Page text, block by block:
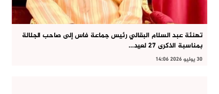
تهنئة عبد السلام البقالي رئيس جماعة فاس إلى صاحب الجلالة
بمناسبة الذكرى 27 لعيد…
30 يوليو 2026 14:06